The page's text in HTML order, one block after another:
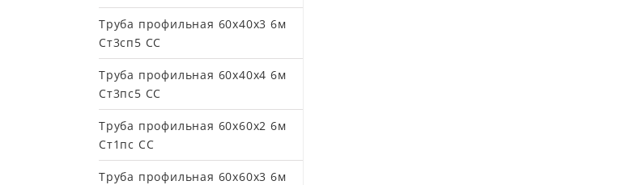
Труба профильная 60х40х3 6м
Ст3сп5 СС
Труба профильная 60х40х4 6м
Ст3пс5 СС
Труба профильная 60х60х2 6м
Ст1пс СС
Труба профильная 60х60х3 6м